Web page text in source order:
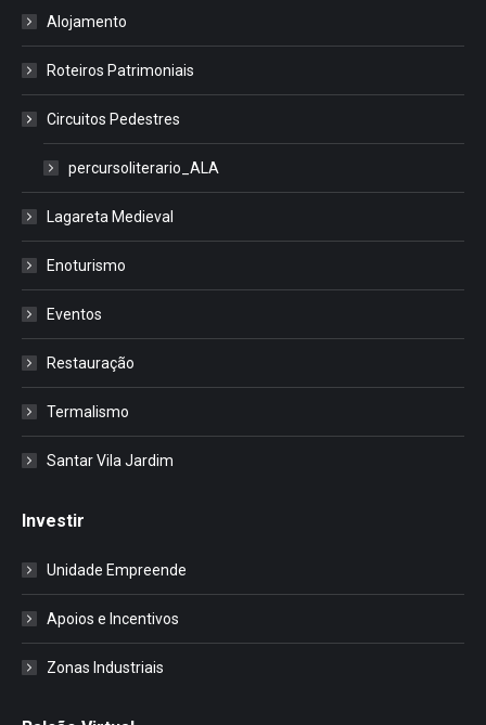
Alojamento
Roteiros Patrimoniais
Circuitos Pedestres
percursoliterario_ALA
Lagareta Medieval
Enoturismo
Eventos
Restauração
Termalismo
Santar Vila Jardim
Investir
Unidade Empreende
Apoios e Incentivos
Zonas Industriais